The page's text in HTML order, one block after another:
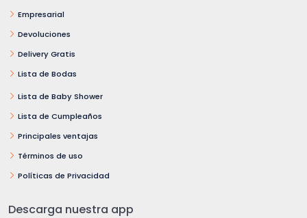
Empresarial
Devoluciones
Delivery Gratis
Lista de Bodas
Lista de Baby Shower
Lista de Cumpleaños
Principales ventajas
Términos de uso
Políticas de Privacidad
Descarga nuestra app